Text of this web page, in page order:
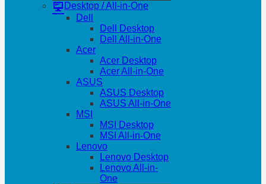
Desktop / All-in-One
Dell
Dell Desktop
Dell All-in-One
Acer
Acer Desktop
Acer All-in-One
ASUS
ASUS Desktop
ASUS All-in-One
MSI
MSI Desktop
MSI All-in-One
Lenovo
Lenovo Desktop
Lenovo All-in-
One